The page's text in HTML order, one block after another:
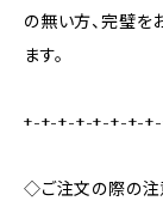
の無い方、完璧を
ます。
+-+-+-+-+-+-+-
◇ご注文の際の